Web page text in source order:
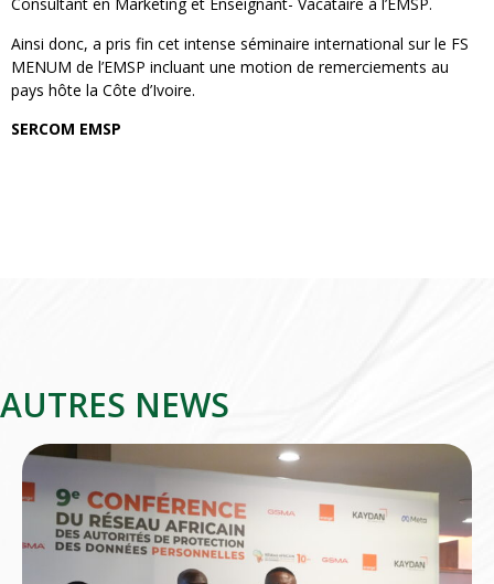
Consultant en Marketing et Enseignant- Vacataire à l’EMSP.
Ainsi donc, a pris fin cet intense séminaire international sur le FS
MENUM de l’EMSP incluant une motion de remerciements au
pays hôte la Côte d’Ivoire.
SERCOM EMSP
AUTRES NEWS